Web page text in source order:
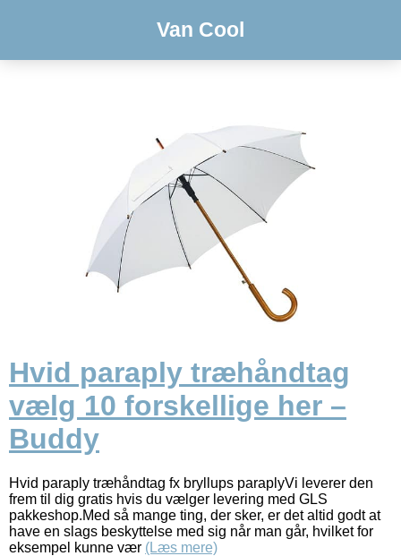
Van Cool
Hvid paraply træhåndtag
vælg 10 forskellige her –
Buddy
Hvid paraply træhåndtag fx bryllups paraplyVi leverer den
frem til dig gratis hvis du vælger levering med GLS
pakkeshop.Med så mange ting, der sker, er det altid godt at
have en slags beskyttelse med sig når man går, hvilket for
eksempel kunne vær (Læs mere)